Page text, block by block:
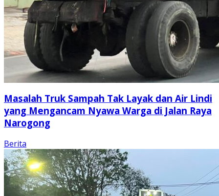
Masalah Truk Sampah Tak Layak dan Air Lindi
yang Mengancam Nyawa Warga di Jalan Raya
Narogong
Berita